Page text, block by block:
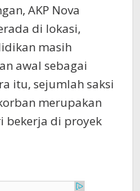
AKP Nova
di lokasi,
masih
awal sebagai
itu, sejumlah saksi
merupakan
bekerja di proyek